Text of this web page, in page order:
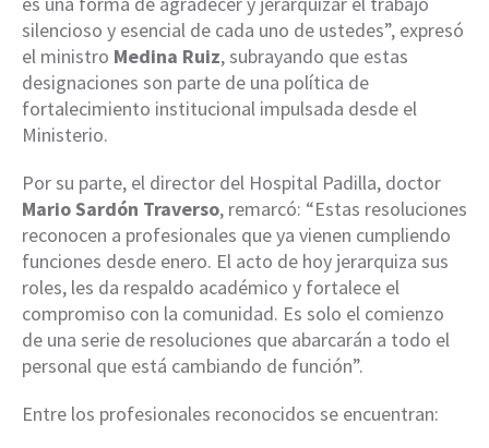
silencioso y esencial de cada uno de ustedes”, expresó
el ministro Medina Ruiz, subrayando que estas
designaciones son parte de una política de
fortalecimiento institucional impulsada desde el
Ministerio.
Por su parte, el director del Hospital Padilla, doctor
Mario Sardón Traverso, remarcó: “Estas resoluciones
reconocen a profesionales que ya vienen cumpliendo
funciones desde enero. El acto de hoy jerarquiza sus
roles, les da respaldo académico y fortalece el
compromiso con la comunidad. Es solo el comienzo
de una serie de resoluciones que abarcarán a todo el
personal que está cambiando de función”.
Entre los profesionales reconocidos se encuentran: